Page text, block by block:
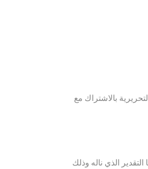
بالاشتراك مع
الذي ناله وذلك